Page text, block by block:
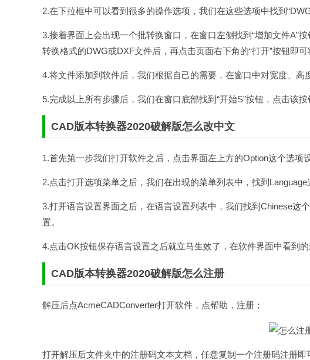
2.在下拉框中可以看到很多的操作选项，我们在这些选项中找到
3.接着界面上会出现一个批转换窗口，在窗口左侧找到“增加文件A”
转换格式的DWG或DXF文件后，再点击页面右下角的“打开”按钮即可
4.将文件添加到软件后，我们根据自己的需要，在窗口中对宽度、高
5.完成以上所有步骤后，我们在窗口底部找到“开始S”按钮，点击该
CAD版本转换器2020破解版怎么改中文
1.首先第一步我们打开软件之后，点击界面左上方的Option这个选项
2.点击打开选项菜单之后，我们在出现的菜单列表中，找到
3.打开语言设置界面之后，在语言设置列表中，我们找到Chinese这
置。
4.点击OK按钮保存语言设置之后就立马生效了，在软件界面中看到
CAD版本转换器2020破解版怎么注册
解压后点AcmeCADConverter打开软件，点帮助，注册；
打开解压后文件夹中的注册码文本文档，任意复制一个注册码注册即